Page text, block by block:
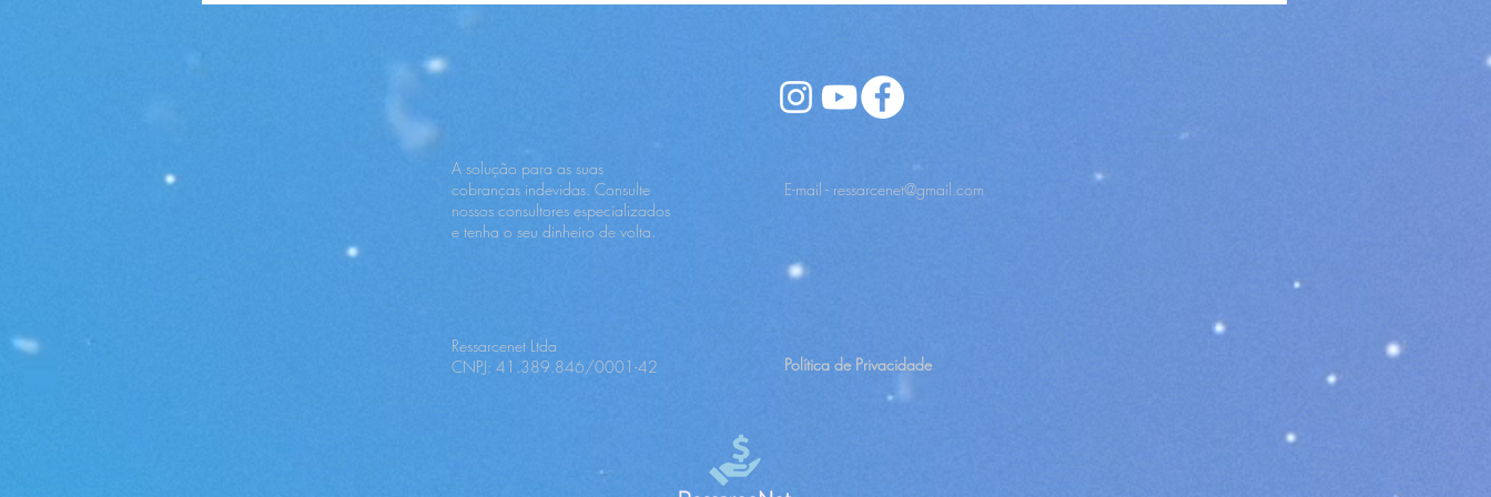
A solução para as suas
cobranças indevidas. Consulte
nossos consultores especializados
e tenha o seu dinheiro de volta.
Ressarcenet Ltda
CNPJ: 41.389.846/0001-42
E-mail - ressarcenet@gmail.com
Política de Privacidade